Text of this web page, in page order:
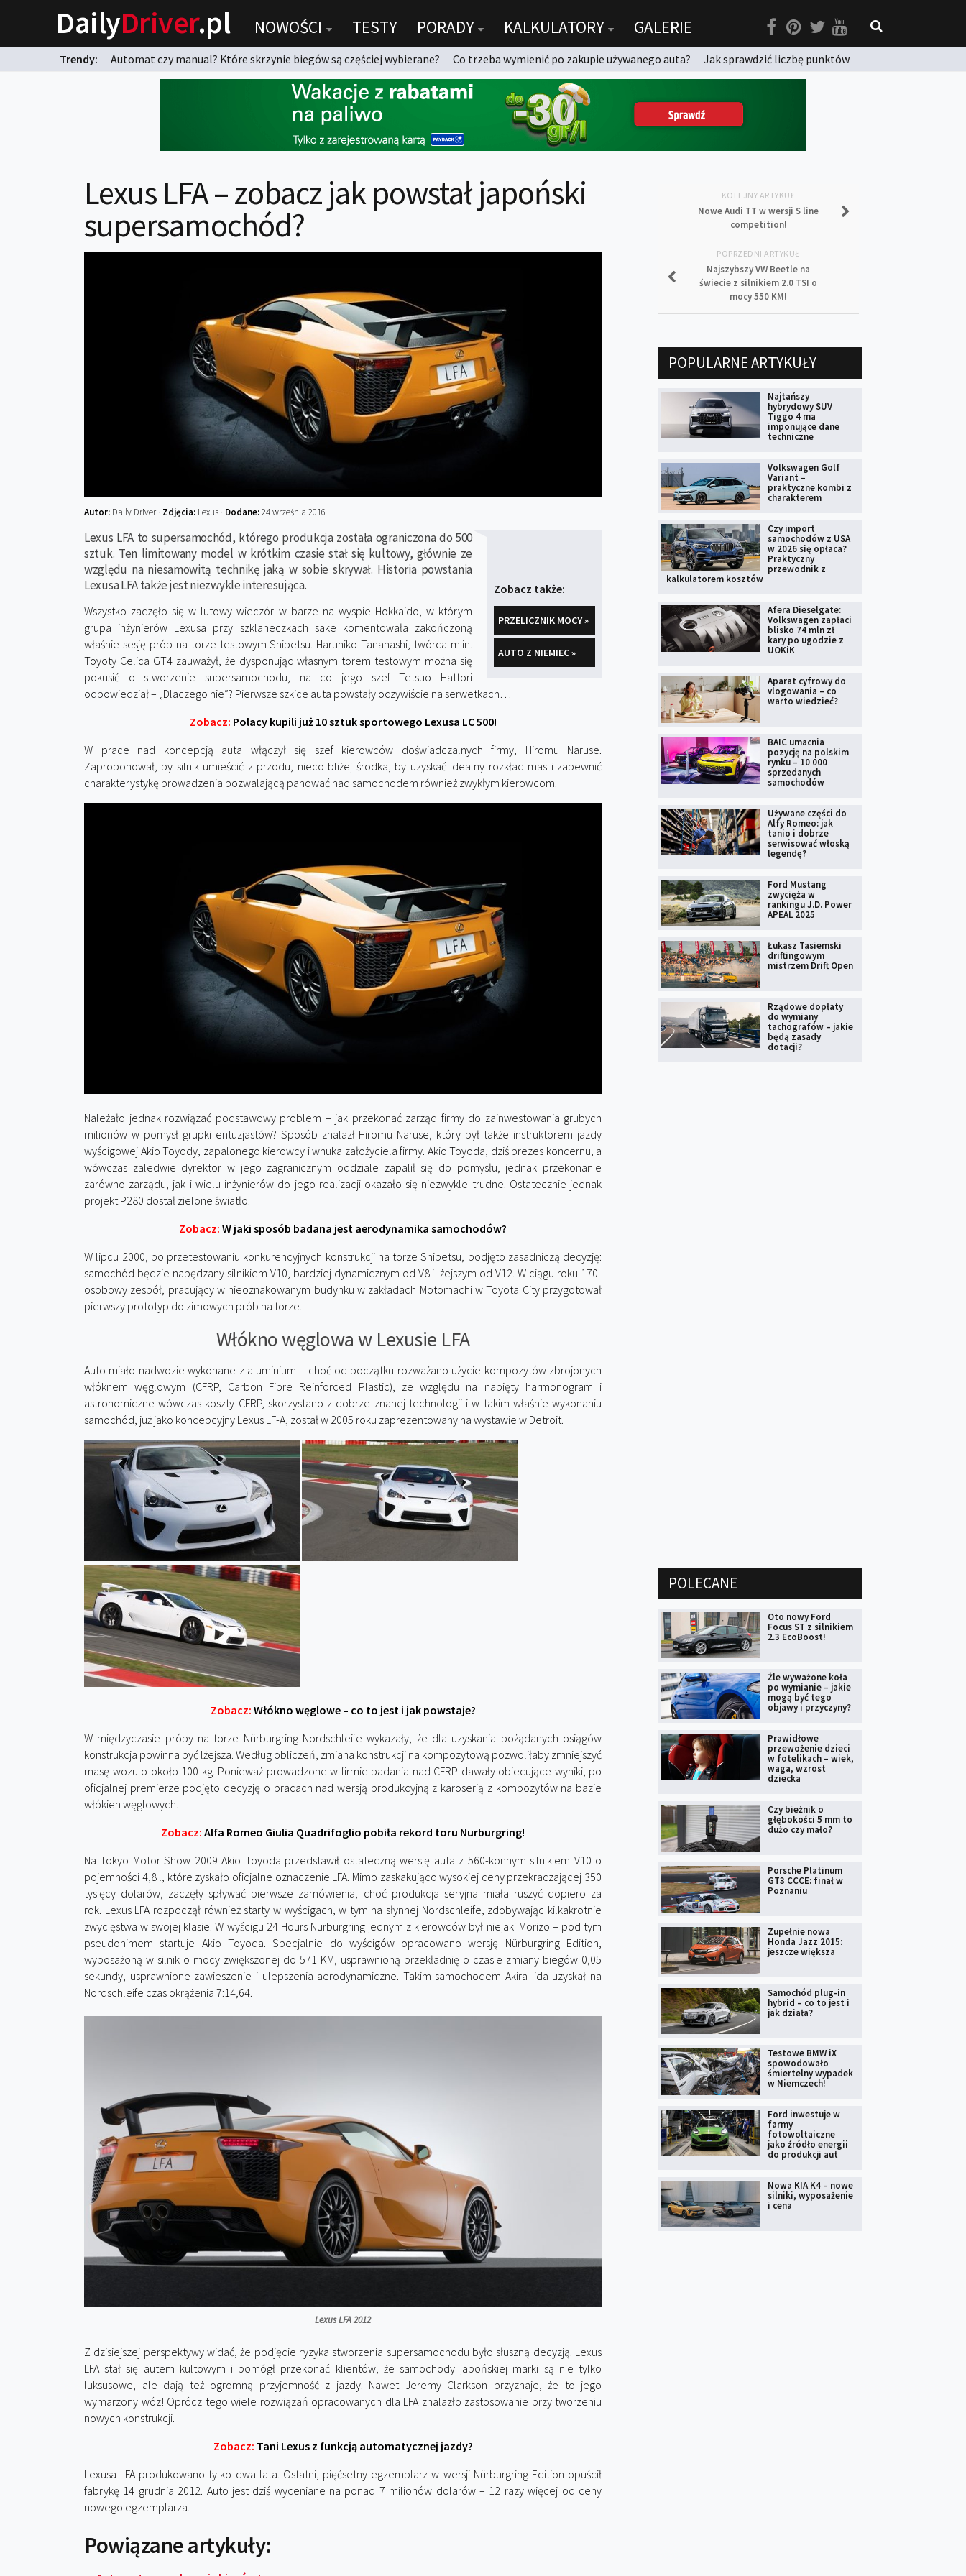
DailyDriver.pl NOWOŚCI TESTY PORADY KALKULATORY GALERIE
Trendy: Automat czy manual? Które skrzynie biegów są częściej wybierane? Co trzeba wymienić po zakupie używanego auta?
Jak sprawdzić liczbę punktów
Lexus LFA – zobacz jak powstał japoński
supersamochód?
Autor: Daily Driver · Zdjęcia: Lexus · Dodane:24 września 2016
Zobacz także:
PRZELICZNIK MOCY »
AUTO Z NIEMIEC »
Lexus LFA to supersamochód, którego produkcja została ograniczona do 500
sztuk. Ten limitowany model w krótkim czasie stał się kultowy, głównie ze
względu na niesamowitą technikę jaką w sobie skrywał. Historia powstania
Lexusa LFA także jest niezwykle interesująca.
Wszystko zaczęło się w lutowy wieczór w barze na wyspie Hokkaido, w którym
grupa inżynierów Lexusa przy szklaneczkach sake komentowała zakończoną
właśnie sesję prób na torze testowym Shibetsu. Haruhiko Tanahashi, twórca m.in.
Toyoty Celica GT4 zauważył, że dysponując własnym torem testowym można się
pokusić o stworzenie supersamochodu, na co jego szef Tetsuo Hattori
odpowiedział – „Dlaczego nie”? Pierwsze szkice auta powstały oczywiście na serwetkach…
Zobacz: Polacy kupili już 10 sztuk sportowego Lexusa LC 500!
W prace nad koncepcją auta włączył się szef kierowców doświadczalnych firmy, Hiromu Naruse.
Zaproponował, by silnik umieścić z przodu, nieco bliżej środka, by uzyskać idealny rozkład mas i zapewnić
charakterystykę prowadzenia pozwalającą panować nad samochodem również zwykłym kierowcom.
Należało jednak rozwiązać podstawowy problem – jak przekonać zarząd firmy do zainwestowania grubych
milionów w pomysł grupki entuzjastów? Sposób znalazł Hiromu Naruse, który był także instruktorem jazdy
wyścigowej Akio Toyody, zapalonego kierowcy i wnuka założyciela firmy. Akio Toyoda, dziś prezes koncernu, a
wówczas zaledwie dyrektor w jego zagranicznym oddziale zapalił się do pomysłu, jednak przekonanie
zarówno zarządu, jak i wielu inżynierów do jego realizacji okazało się niezwykle trudne. Ostatecznie jednak
projekt P280 dostał zielone światło.
Zobacz: W jaki sposób badana jest aerodynamika samochodów?
W lipcu 2000, po przetestowaniu konkurencyjnych konstrukcji na torze Shibetsu, podjęto zasadniczą decyzję:
samochód będzie napędzany silnikiem V10, bardziej dynamicznym od V8 i lżejszym od V12. W ciągu roku 170-
osobowy zespół, pracujący w nieoznakowanym budynku w zakładach Motomachi w Toyota City przygotował
pierwszy prototyp do zimowych prób na torze.
Włókno węglowa w Lexusie LFA
Auto miało nadwozie wykonane z aluminium – choć od początku rozważano użycie kompozytów zbrojonych
włóknem węglowym (CFRP, Carbon Fibre Reinforced Plastic), ze względu na napięty harmonogram i
astronomiczne wówczas koszty CFRP, skorzystano z dobrze znanej technologii i w takim właśnie wykonaniu
samochód, już jako koncepcyjny Lexus LF-A, został w 2005 roku zaprezentowany na wystawie w Detroit.
Zobacz: Włókno węglowe – co to jest i jak powstaje?
W międzyczasie próby na torze Nürburgring Nordschleife wykazały, że dla uzyskania pożądanych osiągów
konstrukcja powinna być lżejsza. Według obliczeń, zmiana konstrukcji na kompozytową pozwoliłaby zmniejszyć
masę wozu o około 100 kg. Ponieważ prowadzone w firmie badania nad CFRP dawały obiecujące wyniki, po
oficjalnej premierze podjęto decyzję o pracach nad wersją produkcyjną z karoserią z kompozytów na bazie
włókien węglowych.
Zobacz: Alfa Romeo Giulia Quadrifoglio pobiła rekord toru Nurburgring!
Na Tokyo Motor Show 2009 Akio Toyoda przedstawił ostateczną wersję auta z 560-konnym silnikiem V10 o
pojemności 4,8 l, które zyskało oficjalne oznaczenie LFA. Mimo zaskakująco wysokiej ceny przekraczającej 350
tysięcy dolarów, zaczęły spływać pierwsze zamówienia, choć produkcja seryjna miała ruszyć dopiero za
rok. Lexus LFA rozpoczął również starty w wyścigach, w tym na słynnej Nordschleife, zdobywając kilkakrotnie
zwycięstwa w swojej klasie. W wyścigu 24 Hours Nürburgring jednym z kierowców był niejaki Morizo – pod tym
pseudonimem startuje Akio Toyoda. Specjalnie do wyścigów opracowano wersję Nürburgring Edition,
wyposażoną w silnik o mocy zwiększonej do 571 KM, usprawnioną przekładnię o czasie zmiany biegów 0,05
sekundy, usprawnione zawieszenie i ulepszenia aerodynamiczne. Takim samochodem Akira Iida uzyskał na
Nordschleife czas okrążenia 7:14,64.
Lexus LFA 2012
Z dzisiejszej perspektywy widać, że podjęcie ryzyka stworzenia supersamochodu było słuszną decyzją. Lexus
LFA stał się autem kultowym i pomógł przekonać klientów, że samochody japońskiej marki są nie tylko
luksusowe, ale dają też ogromną przyjemność z jazdy. Nawet Jeremy Clarkson przyznaje, że to jego
wymarzony wóz! Oprócz tego wiele rozwiązań opracowanych dla LFA znalazło zastosowanie przy tworzeniu
nowych konstrukcji.
Zobacz: Tani Lexus z funkcją automatycznej jazdy?
Lexusa LFA produkowano tylko dwa lata. Ostatni, pięćsetny egzemplarz w wersji Nürburgring Edition opuścił
fabrykę 14 grudnia 2012. Auto jest dziś wyceniane na ponad 7 milionów dolarów – 12 razy więcej od ceny
nowego egzemplarza.
Powiązane artykuły:
KOLEJNY ARTYKUŁ
Nowe Audi TT w wersji S line
competition!
POPRZEDNI ARTYKUŁ
Najszybszy VW Beetle na
świecie z silnikiem 2.0 TSI o
mocy 550 KM!
POPULARNE ARTYKUŁY
Najtańszy
hybrydowy SUV
Tiggo 4 ma
imponujące dane
techniczne
Volkswagen Golf
Variant –
praktyczne kombi z
charakterem
Czy import
samochodów z USA
w 2026 się opłaca?
Praktyczny
przewodnik z
kalkulatorem kosztów
Afera Dieselgate:
Volkswagen zapłaci
blisko 74 mln zł
kary po ugodzie z
UOKiK
Aparat cyfrowy do
vlogowania – co
warto wiedzieć?
BAIC umacnia
pozycję na polskim
rynku – 10 000
sprzedanych
samochodów
Używane części do
Alfy Romeo: jak
tanio i dobrze
serwisować włoską
legendę?
Ford Mustang
zwycięża w
rankingu J.D. Power
APEAL 2025
Łukasz Tasiemski
driftingowym
mistrzem Drift Open
Rządowe dopłaty
do wymiany
tachografów – jakie
będą zasady
dotacji?
POLECANE
Oto nowy Ford
Focus ST z silnikiem
2.3 EcoBoost!
Źle wyważone koła
po wymianie – jakie
mogą być tego
objawy i przyczyny?
Prawidłowe
przewożenie dzieci
w fotelikach – wiek,
waga, wzrost
dziecka
Czy bieżnik o
głębokości 5 mm to
dużo czy mało?
Porsche Platinum
GT3 CCCE: finał w
Poznaniu
Zupełnie nowa
Honda Jazz 2015:
jeszcze większa
Samochód plug-in
hybrid – co to jest i
jak działa?
Testowe BMW iX
spowodowało
śmiertelny wypadek
w Niemczech!
Ford inwestuje w
farmy
fotowoltaiczne
jako źródło energii
do produkcji aut
Nowa KIA K4 – nowe
silniki, wyposażenie
i cena